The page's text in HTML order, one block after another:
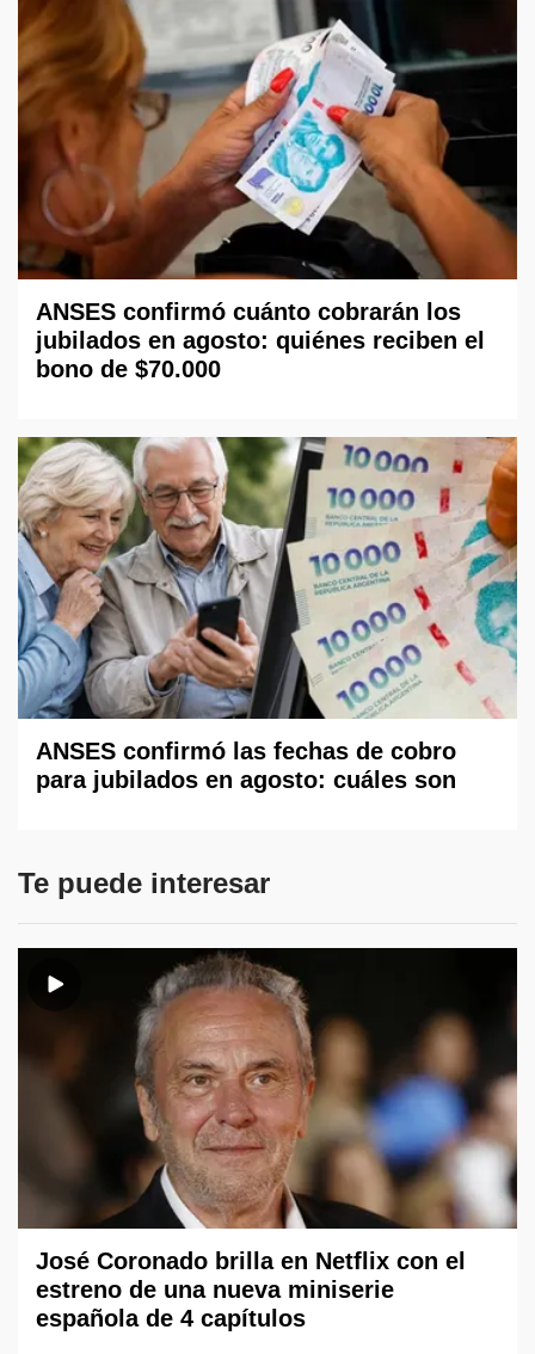
ANSES confirmó cuánto cobrarán los
jubilados en agosto: quiénes reciben el
bono de $70.000
ANSES confirmó las fechas de cobro
para jubilados en agosto: cuáles son
Te puede interesar
José Coronado brilla en Netflix con el
estreno de una nueva miniserie
española de 4 capítulos